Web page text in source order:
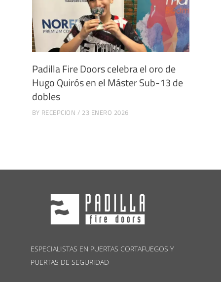
Padilla Fire Doors celebra el oro de
Hugo Quirós en el Máster Sub-13 de
dobles
BY RECEPCION 23 ENERO 2026
ESPECIALISTAS EN PUERTAS CORTAFUEGOS Y
PUERTAS DE SEGURIDAD